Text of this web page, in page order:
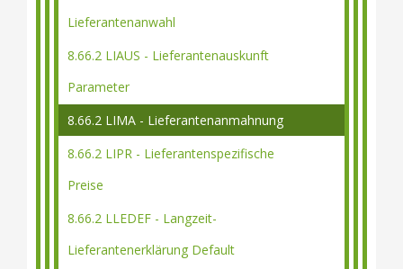
Lieferantenanwahl
8.66.2 LIAUS - Lieferantenauskunft
Parameter
8.66.2 LIMA - Lieferantenanmahnung
8.66.2 LIPR - Lieferantenspezifische
Preise
8.66.2 LLEDEF - Langzeit-
Lieferantenerklärung Default